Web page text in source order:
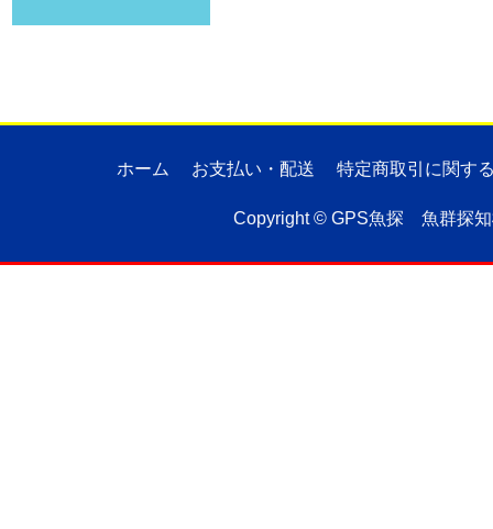
ホーム お支払い・配送 特定商取引に関す
Copyright © GPS魚探 魚群探